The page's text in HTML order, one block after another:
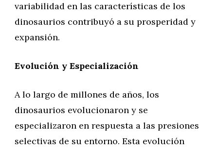
variabilidad en las características de los
dinosaurios contribuyó a su prosperidad y
expansión.
Evolución y Especialización
A lo largo de millones de años, los
dinosaurios evolucionaron y se
especializaron en respuesta a las presiones
selectivas de su entorno. Esta evolución